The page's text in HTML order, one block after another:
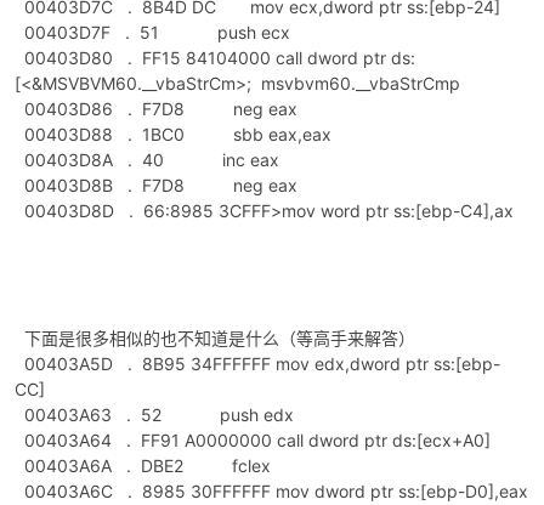
00403D7C . 8B4D DC mov ecx,dword ptr ss:[ebp-24]
00403D7F . 51 push ecx
00403D80 . FF15 84104000 call dword ptr ds:
[<&MSVBVM60.__vbaStrCm>; msvbvm60.__vbaStrCmp
00403D86 . F7D8 neg eax
00403D88 . 1BC0 sbb eax,eax
00403D8A . 40 inc eax
00403D8B . F7D8 neg eax
00403D8D . 66:8985 3CFFF>mov word ptr ss:[ebp-C4],ax
下面是很多相似的也不知道是什么（等高手来解答）
00403A5D . 8B95 34FFFFFF mov edx,dword ptr ss:[ebp-
CC]
00403A63 . 52 push edx
00403A64 . FF91 A0000000 call dword ptr ds:[ecx+A0]
00403A6A . DBE2 fclex
00403A6C . 8985 30FFFFFF mov dword ptr ss:[ebp-D0],eax